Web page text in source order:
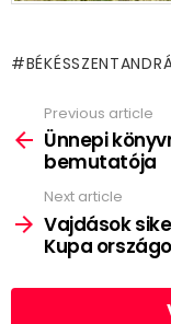
more
Previous article
Ünnepi
bemutatója
Next article
Vajdások
Kupa